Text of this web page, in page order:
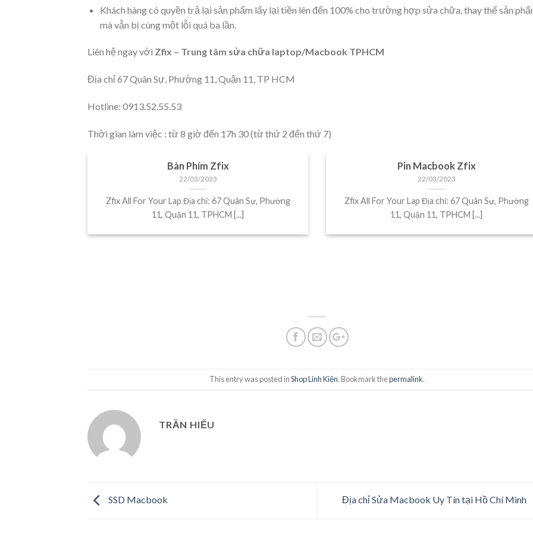
Khách hàng có quyền trả lại sản phẩm lấy lại tiền lên đến 100% cho trường hợp sửa chữa, thay thế sản
mà vẫn bị cùng một lỗi quá ba lần.
Liên hệ ngay với Zfix – Trung tâm sửa chữa laptop/Macbook TPHCM
Địa chỉ 67 Quân Sự, Phường 11, Quận 11, TP HCM
Hotline: 0913.52.55.53
Thời gian làm việc : từ 8 giờ đến 17h 30 (từ thứ 2 đến thứ 7)
Bàn Phím Zfix
22/03/2023
Zfix All For Your Lap Địa chỉ: 67 Quân Sự, Phường
11, Quận 11, TPHCM [...]
Pin Macbook Zfix
22/03/2023
Zfix All For Your Lap Địa chỉ: 67 Quân Sự, Phường
11, Quận 11, TPHCM [...]
This entry was posted inShop Linh Kiện. Bookmark thepermalink.
TRẦN HIẾU
SSD Macbook Địa chỉ Sửa Macbook Uy Tín tại Hồ Chí Minh